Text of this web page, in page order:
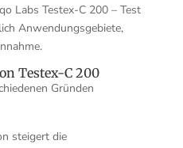
Labs Testex-C 200 – Test
Anwendungsgebiete,
Testex-C 200
Gründen
steigert die